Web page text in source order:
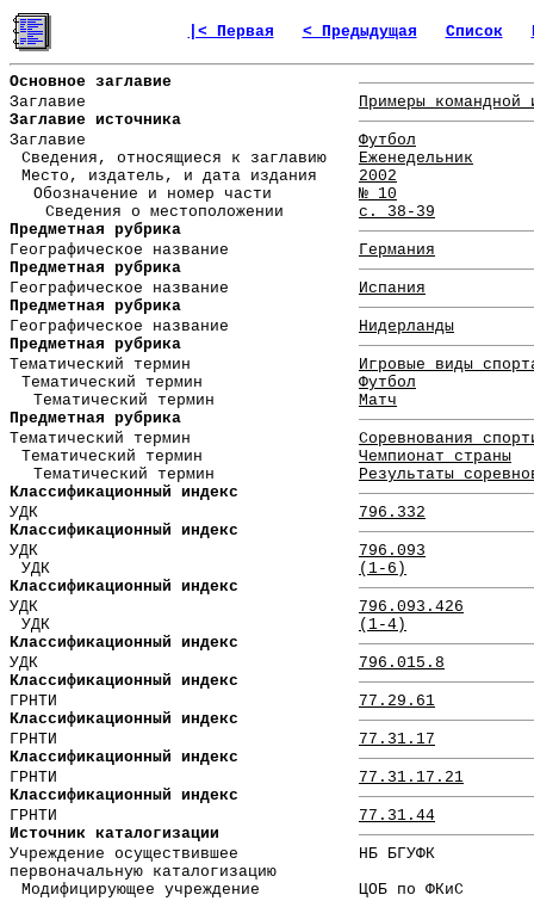
|< Первая < Предыдущая Список
Основное заглавие
Заглавие
Примеры командной
Заглавие источника
Заглавие
Футбол
Сведения, относящиеся к заглавию
Еженедельник
Место, издатель, и дата издания
2002
Обозначение и номер части
№ 10
Сведения о местоположении
с. 38-39
Предметная рубрика
Географическое название
Германия
Предметная рубрика
Географическое название
Испания
Предметная рубрика
Географическое название
Нидерланды
Предметная рубрика
Тематический термин
Игровые виды
Тематический термин
Футбол
Тематический термин
Матч
Предметная рубрика
Тематический термин
Соревнования
Тематический термин
Чемпионат страны
Тематический термин
Результаты
Классификационный индекс
УДК
796.332
Классификационный индекс
УДК
796.093
УДК
(1-6)
Классификационный индекс
УДК
796.093.426
УДК
(1-4)
Классификационный индекс
УДК
796.015.8
Классификационный индекс
ГРНТИ
77.29.61
Классификационный индекс
ГРНТИ
77.31.17
Классификационный индекс
ГРНТИ
77.31.17.21
Классификационный индекс
ГРНТИ
77.31.44
Источник каталогизации
Учреждение осуществившее
первоначальную каталогизацию
НБ БГУФК
Модифицирующее учреждение
ЦОБ по ФКиС